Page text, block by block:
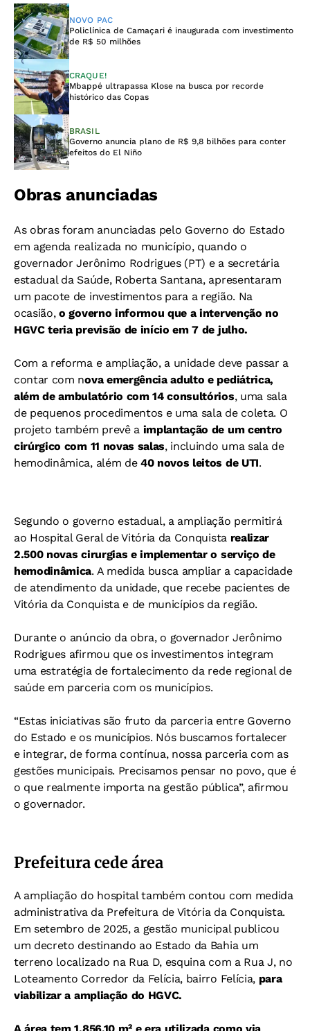
NOVO PAC
Policlínica de Camaçari é inaugurada com investimento
de R$ 50 milhões
CRAQUE!
Mbappé ultrapassa Klose na busca por recorde
histórico das Copas
BRASIL
Governo anuncia plano de R$ 9,8 bilhões para conter
efeitos do El Niño
Obras anunciadas
As obras foram anunciadas pelo Governo do Estado
em agenda realizada no município, quando o
governador Jerônimo Rodrigues (PT) e a secretária
estadual da Saúde, Roberta Santana, apresentaram
um pacote de investimentos para a região. Na
ocasião,o governo informou que a intervenção no
HGVC teria previsão de início em 7 de julho.
Com a reforma e ampliação, a unidade deve passar a
contar com nova emergência adulto e pediátrica,
além de ambulatório com 14 consultórios, uma sala
de pequenos procedimentos e uma sala de coleta. O
projeto também prevê a implantação de um centro
cirúrgico com 11 novas salas, incluindo uma sala de
hemodinâmica, além de 40 novos leitos de UTI.
Segundo o governo estadual, a ampliação permitirá
ao Hospital Geral de Vitória da Conquistarealizar
2.500 novas cirurgias e implementar o serviço de
hemodinâmica. A medida busca ampliar a capacidade
de atendimento da unidade, que recebe pacientes de
Vitória da Conquista e de municípios da região.
Durante o anúncio da obra, o governador Jerônimo
Rodrigues afirmou que os investimentos integram
uma estratégia de fortalecimento da rede regional de
saúde em parceria com os municípios.
“Estas iniciativas são fruto da parceria entre Governo
do Estado e os municípios. Nós buscamos fortalecer
e integrar, de forma contínua, nossa parceria com as
gestões municipais. Precisamos pensar no povo, que é
o que realmente importa na gestão pública”, afirmou
o governador.
Prefeitura cede área
A ampliação do hospital também contou com medida
administrativa da Prefeitura de Vitória da Conquista.
Em setembro de 2025, a gestão municipal publicou
um decreto destinando ao Estado da Bahia um
terreno localizado na Rua D, esquina com a Rua J, no
Loteamento Corredor da Felícia, bairro Felícia, para
viabilizar a ampliação do HGVC.